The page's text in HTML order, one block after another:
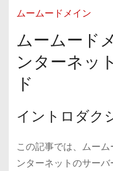
ムームードメイン
ムームード
ンターネッ
ド
イントロダク
この記事では、ムー
ンターネットのサー